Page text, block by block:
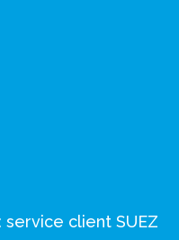
service client SUEZ